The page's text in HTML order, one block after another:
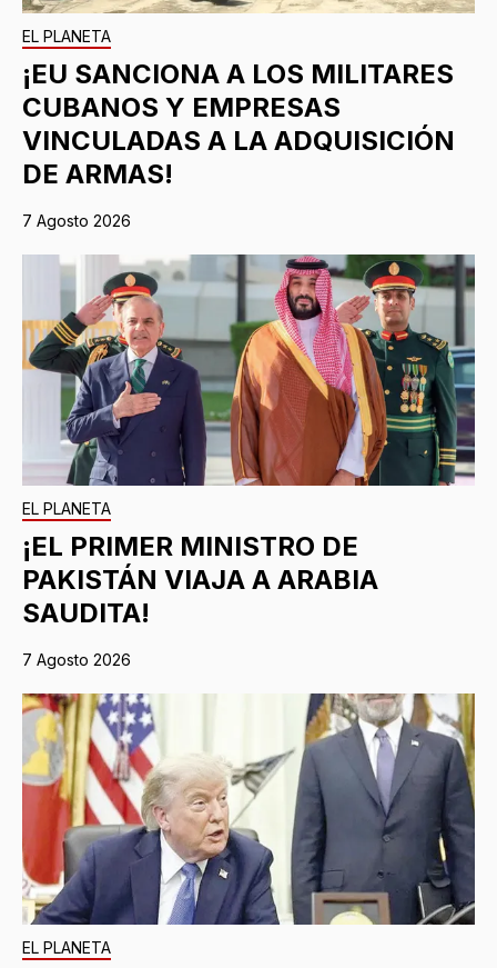
EL PLANETA
¡EU SANCIONA A LOS MILITARES
CUBANOS Y EMPRESAS
VINCULADAS A LA ADQUISICIÓN
DE ARMAS!
7 Agosto 2026
EL PLANETA
¡EL PRIMER MINISTRO DE
PAKISTÁN VIAJA A ARABIA
SAUDITA!
7 Agosto 2026
EL PLANETA